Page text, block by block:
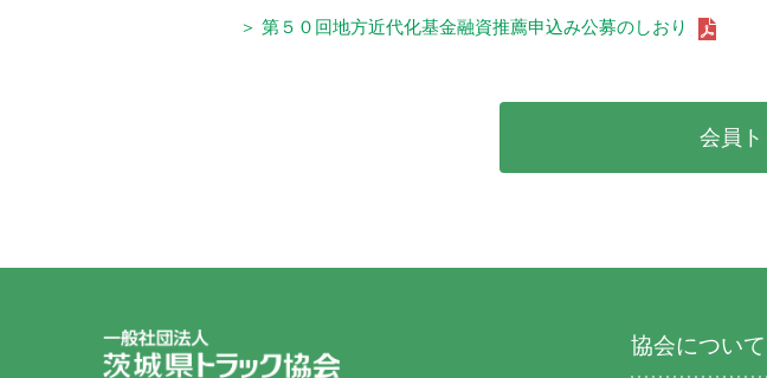
＞ 第５０回地方近代化基金融資推薦申込み公募のしおり
会員
協会について